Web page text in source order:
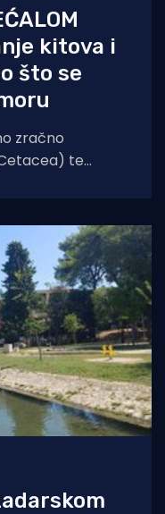
kitova i
što se
zračno
te